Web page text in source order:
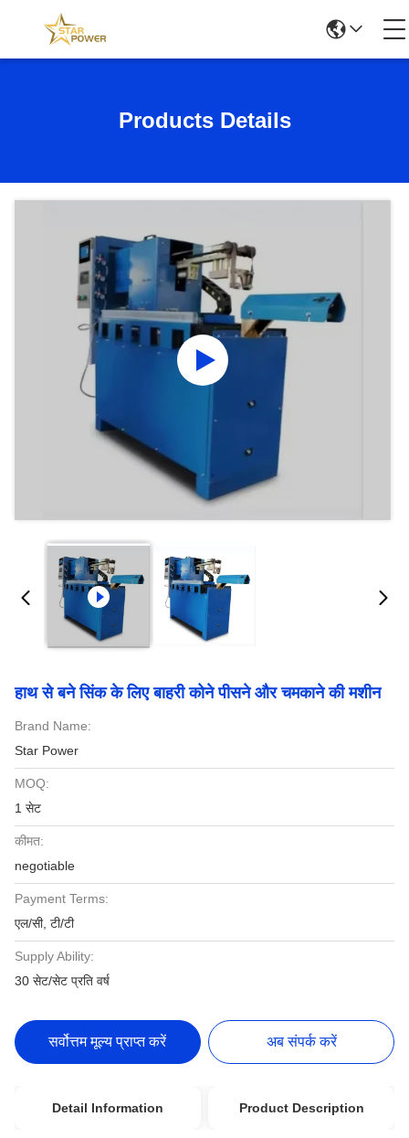
Products Details
हाथ से बने सिंक के लिए बाहरी कोने पीसने और चमकाने की मशीन
Brand Name:
Star Power
MOQ:
1 सेट
कीमत:
negotiable
Payment Terms:
एल/सी, टी/टी
Supply Ability:
30 सेट/सेट प्रति वर्ष
सर्वोत्तम मूल्य प्राप्त करें अब संपर्क करें
Detail Information Product Description